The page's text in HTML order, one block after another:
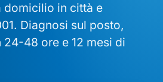
domicilio in città e
Diagnosi sul posto,
48 ore e 12 mesi di